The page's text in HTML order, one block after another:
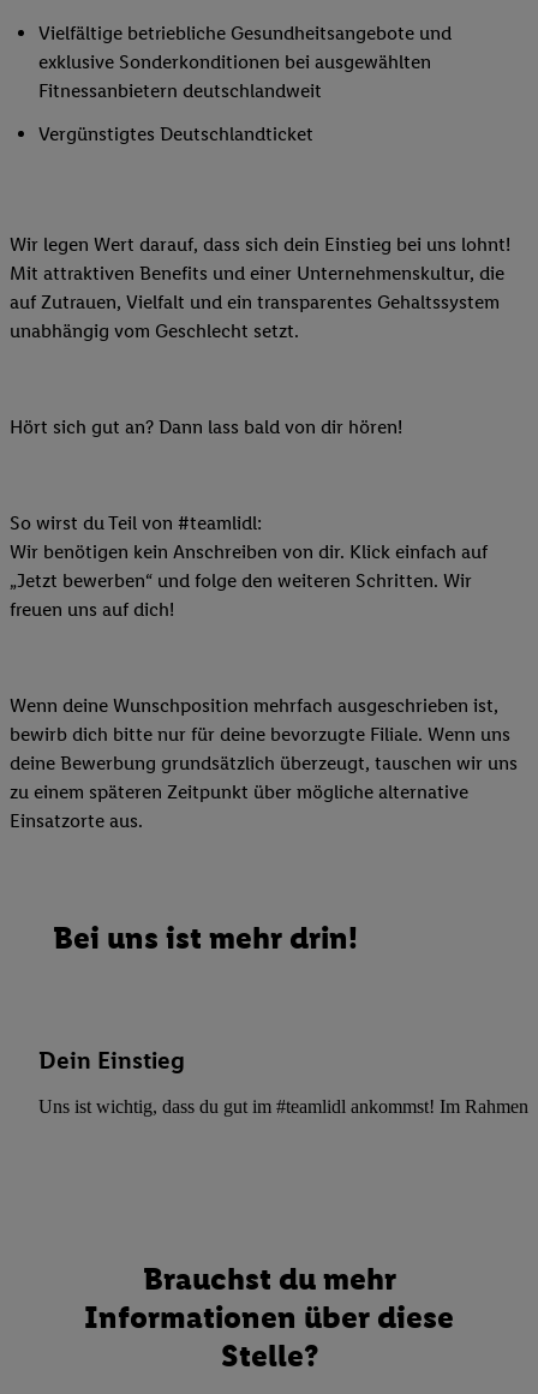
Vielfältige betriebliche Gesundheitsangebote und
exklusive Sonderkonditionen bei ausgewählten
Fitnessanbietern deutschlandweit
Vergünstigtes Deutschlandticket
Wir legen Wert darauf, dass sich dein Einstieg bei uns lohnt!
Mit attraktiven Benefits und einer Unternehmenskultur, die
auf Zutrauen, Vielfalt und ein transparentes Gehaltssystem
unabhängig vom Geschlecht setzt.
Hört sich gut an? Dann lass bald von dir hören!
So wirst du Teil von #teamlidl:
Wir benötigen kein Anschreiben von dir. Klick einfach auf
„Jetzt bewerben“ und folge den weiteren Schritten. Wir
freuen uns auf dich!
Wenn deine Wunschposition mehrfach ausgeschrieben ist,
bewirb dich bitte nur für deine bevorzugte Filiale. Wenn uns
deine Bewerbung grundsätzlich überzeugt, tauschen wir uns
zu einem späteren Zeitpunkt über mögliche alternative
Einsatzorte aus.
Bei uns ist mehr drin!
Dein Einstieg
Uns ist wichtig, dass du gut im #teamlidl ankommst! Im Rahmen
Brauchst du mehr
Informationen über diese
Stelle?